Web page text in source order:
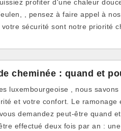
profiter d'une chaleur
, pensez à faire appel à
sécurité sont notre priorité
cheminée : quand et
luxembourgeoise , nous
et votre confort. Le
demandez peut-être quand
effectué deux fois par an :